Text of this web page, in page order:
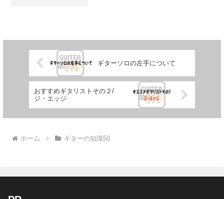
ギターソロの左手について
おすすめギタリストその２/
ジ・エッジ
ホーム ギターの知識50